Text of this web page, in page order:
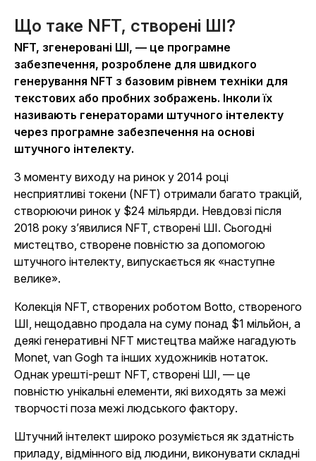
Що таке NFT, створені ШІ?
NFT, згенеровані ШІ, — це програмне
забезпечення, розроблене для швидкого
генерування NFT з базовим рівнем техніки для
текстових або пробних зображень. Інколи їх
називають генераторами штучного інтелекту
через програмне забезпечення на основі
штучного інтелекту.
З моменту виходу на ринок у 2014 році
несприятливі токени (NFT) отримали багато тракцій,
створюючи ринок у $24 мільярди. Невдовзі після
2018 року з’явилися NFT, створені ШІ. Сьогодні
мистецтво, створене повністю за допомогою
штучного інтелекту, випускається як «наступне
велике».
Колекція NFT, створених роботом Botto, створеного
ШІ, нещодавно продала на суму понад $1 мільйон, а
деякі генеративні NFT мистецтва майже нагадують
Monet, van Gogh та інших художників нотаток.
Однак урешті-решт NFT, створені ШІ, — це
повністю унікальні елементи, які виходять за межі
творчості поза межі людського фактору.
Штучний інтелект широко розуміється як здатність
приладу, відмінного від людини, виконувати складні